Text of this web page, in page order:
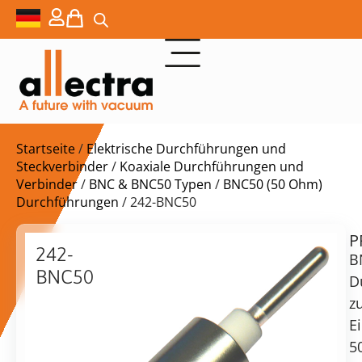
Startseite/ Elektrische Durchführungen und
Steckverbinder/ Koaxiale Durchführungen und
Verbinder/ BNC & BNC50 Typen / BNC50 (50 Ohm)
Durchführungen / 242-BNC50
242-
BNC50
$